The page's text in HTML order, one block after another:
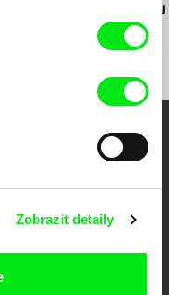
Zobrazit detaily
bankovní
kino
filmy